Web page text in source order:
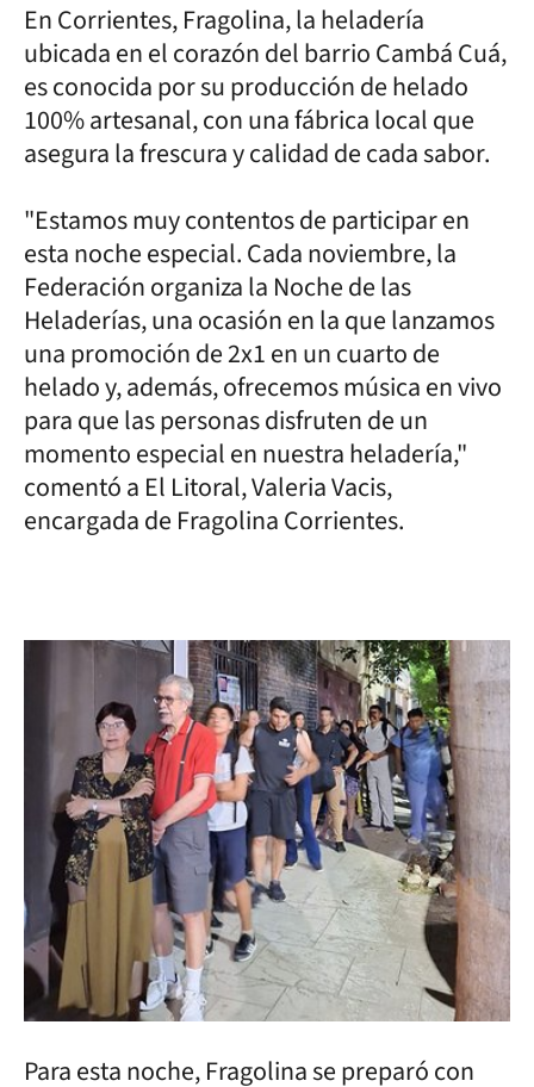
En Corrientes, Fragolina, la heladería
ubicada en el corazón del barrio Cambá Cuá,
es conocida por su producción de helado
100% artesanal, con una fábrica local que
asegura la frescura y calidad de cada sabor.
"Estamos muy contentos de participar en
esta noche especial. Cada noviembre, la
Federación organiza la Noche de las
Heladerías, una ocasión en la que lanzamos
una promoción de 2x1 en un cuarto de
helado y, además, ofrecemos música en vivo
para que las personas disfruten de un
momento especial en nuestra heladería,"
comentó a El Litoral, Valeria Vacis,
encargada de Fragolina Corrientes.
Para esta noche, Fragolina se preparó con